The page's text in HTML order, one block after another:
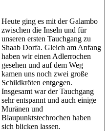
Heute ging es mit der Galambo
zwischen die Inseln und für
unseren ersten Tauchgang zu
Shaab Dorfa. Gleich am Anfang
haben wir einen Adlerrochen
gesehen und auf dem Weg
kamen uns noch zwei große
Schildkröten entgegen.
Insgesamt war der Tauchgang
sehr entspannt und auch einige
Muränen und
Blaupunktstechrochen haben
sich blicken lassen.